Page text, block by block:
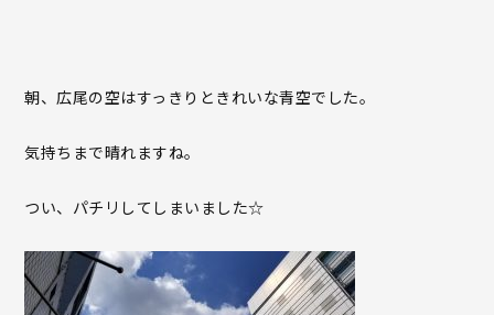
朝、広尾の空はすっきりときれいな青空でした。
気持ちまで晴れますね。
つい、パチリしてしまいました☆